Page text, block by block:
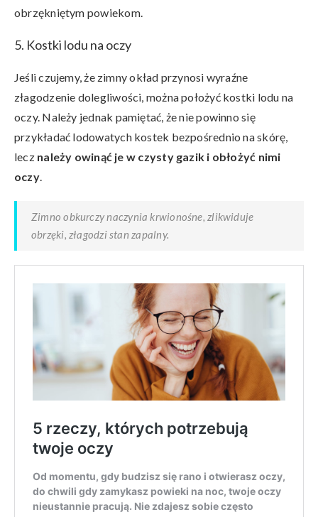
obrzękniętym powiekom.
5. Kostki lodu na oczy
Jeśli czujemy, że zimny okład przynosi wyraźne
złagodzenie dolegliwości, można położyć kostki lodu na
oczy. Należy jednak pamiętać, że nie powinno się
przykładać lodowatych kostek bezpośrednio na skórę,
lecz należy owinąć je w czysty gazik i obłożyć nimi
oczy.
Zimno obkurczy naczynia krwionośne, zlikwiduje
obrzęki, złagodzi stan zapalny.